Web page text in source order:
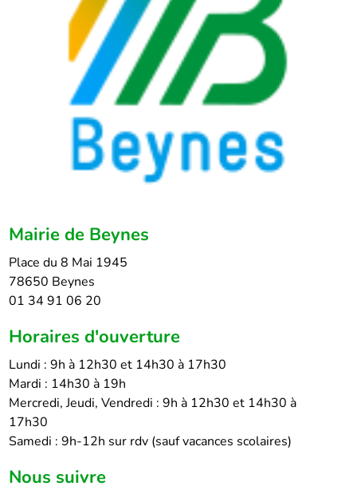
Mairie de Beynes
Place du 8 Mai 1945
78650 Beynes
01 34 91 06 20
Horaires d'ouverture
Lundi : 9h à 12h30 et 14h30 à 17h30
Mardi : 14h30 à 19h
Mercredi, Jeudi, Vendredi : 9h à 12h30 et 14h30 à
17h30
Samedi : 9h-12h sur rdv (sauf vacances scolaires)
Nous suivre